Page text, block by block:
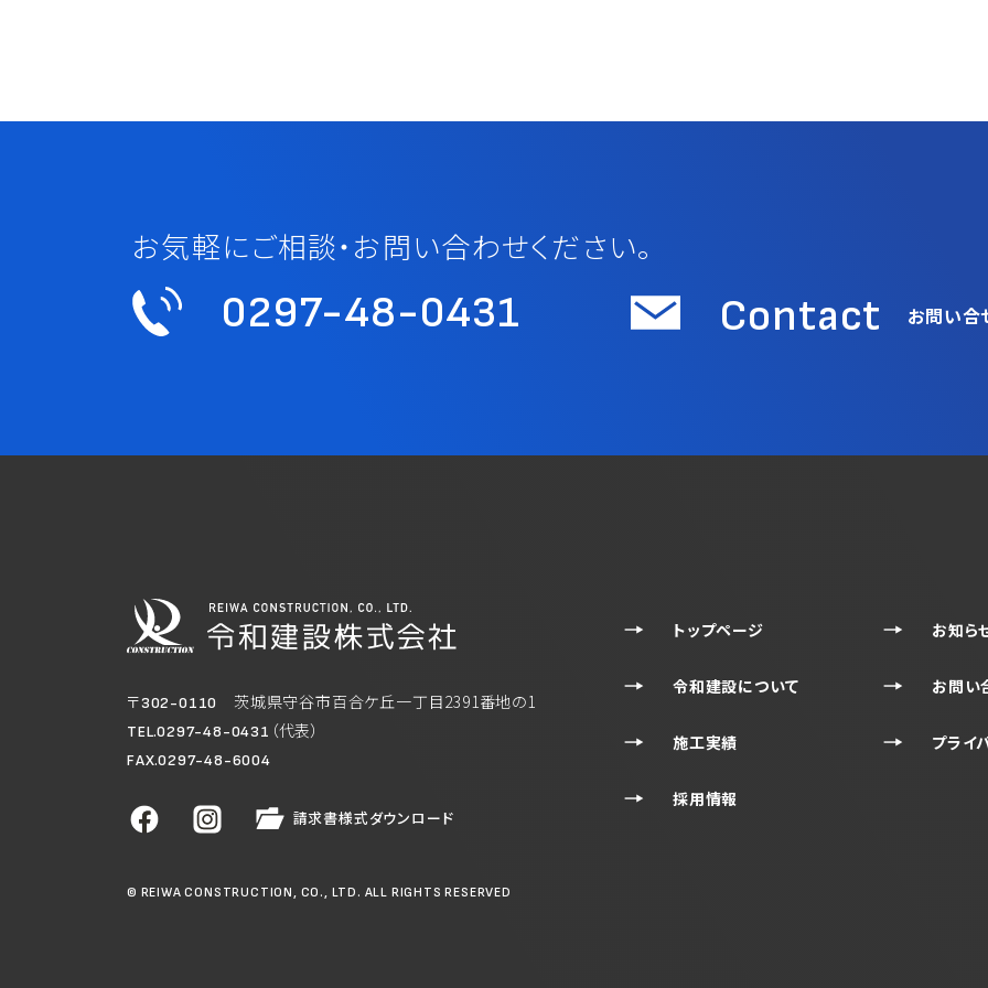
お気軽にご相談・お問い合わせください。
0297-48-0431 Contact お問い合
〒302-0110 茨城県守谷市百合ケ丘一丁目2391番地の1
TEL.0297-48-0431 （代表）
FAX.0297-48-6004
請求書様式ダウンロード
© REIWA CONSTRUCTION, CO., LTD. ALL RIGHTS RESERVED
トップページ
令和建設について
施工実績
採用情報
お知ら
お問い
プライ